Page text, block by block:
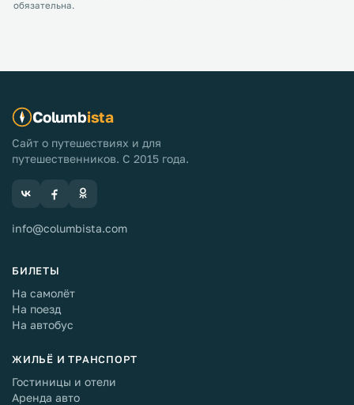
обязательна.
Columbista
Сайт о путешествиях и для
путешественников. С 2015 года.
info@columbista.com
БИЛЕТЫ
На самолёт
На поезд
На автобус
ЖИЛЬЁ И ТРАНСПОРТ
Гостиницы и отели
Аренда авто